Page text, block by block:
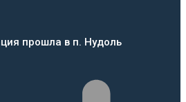
прошла в п. Нудоль